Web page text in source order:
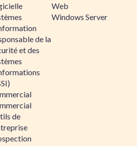
de la
et des
de
Web
Windows Server